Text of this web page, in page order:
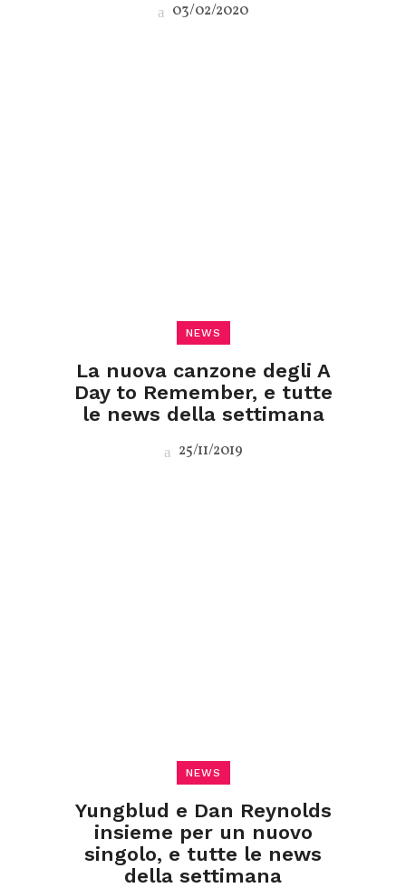
03/02/2020
NEWS
La nuova canzone degli A
Day to Remember, e tutte
le news della settimana
25/11/2019
NEWS
Yungblud e Dan Reynolds
insieme per un nuovo
singolo, e tutte le news
della settimana